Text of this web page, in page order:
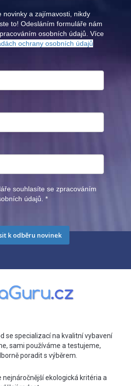
novinky a zajímavosti, nikdy
to! Odesláním formuláře nám
osobních údajů. Více
ochrany osobních údajů
souhlasíte se zpracováním
údajů. *
k odběru novinek
se specializací na kvalitní vybavení
sami používáme a testujeme,
poradit s výběrem.
ekologická kritéria a